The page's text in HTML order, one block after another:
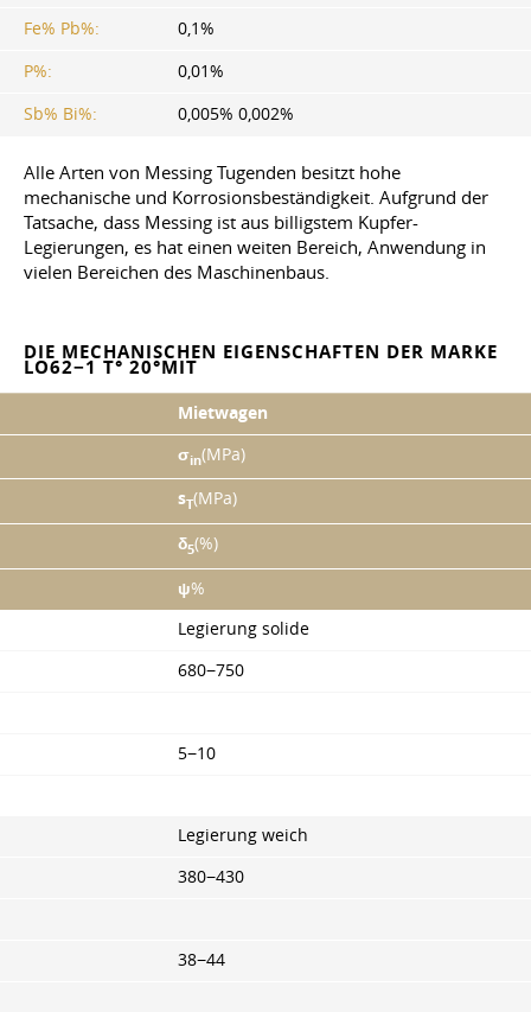
Fe% Pb%:
0,1%
P%:
0,01%
Sb% Bi%:
0,005% 0,002%
Alle Arten von Messing Tugenden besitzt hohe
mechanische und Korrosionsbeständigkeit. Aufgrund der
Tatsache, dass Messing ist aus billigstem Kupfer-
Legierungen, es hat einen weiten Bereich, Anwendung in
vielen Bereichen des Maschinenbaus.
DIE MECHANISCHEN EIGENSCHAFTEN DER MARKE
LO62−1 T° 20°MIT
Mietwagen
σin(MPa)
sT(MPa)
δ5(%)
ψ%
Legierung solide
680−750
5−10
Legierung weich
380−430
38−44